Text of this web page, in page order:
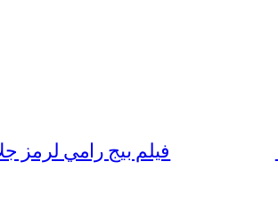
فيلم بيج رامي لرمز جلال 2025: (قصته + أبطاله +